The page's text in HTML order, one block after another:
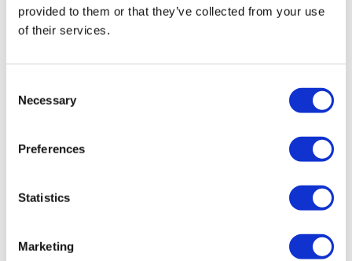
provided to them or that they’ve collected from your use
of their services.
Selection
Necessary
Preferences
Statistics
Marketing
Manga Gástrica Turquía
Rinoplastia Turquía
Carillas Turquía
Cirugía De Bypass Gástrico Turquía
Trasplante Capilar Turquía
Implantes Dentales All-On-6 Turquía
Escultura Abdominal Masculina Turquía